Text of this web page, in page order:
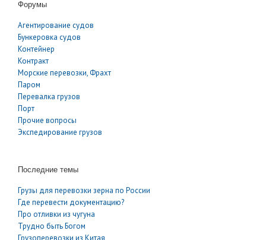
Форумы
Агентирование судов
Бункеровка судов
Контейнер
Контракт
Морские перевозки, Фрахт
Паром
Перевалка грузов
Порт
Прочие вопросы
Экспедирование грузов
Последние темы
Грузы для перевозки зерна по России
Где перевести документацию?
Про отливки из чугуна
Трудно быть Богом